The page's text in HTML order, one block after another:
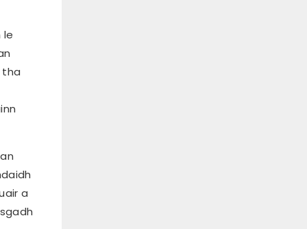
le
tha
a